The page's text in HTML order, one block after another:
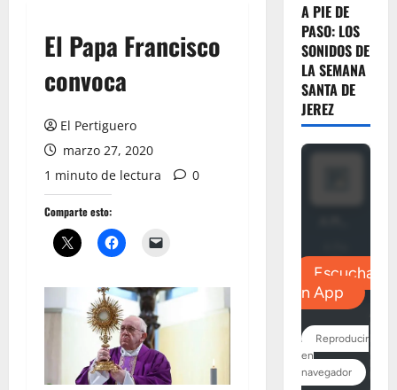
El Papa Francisco
convoca
El Pertiguero
marzo 27, 2020
1 minuto de lectura
0
Comparte esto:
A PIE DE
PASO: LOS
SONIDOS DE
LA SEMANA
SANTA DE
JEREZ